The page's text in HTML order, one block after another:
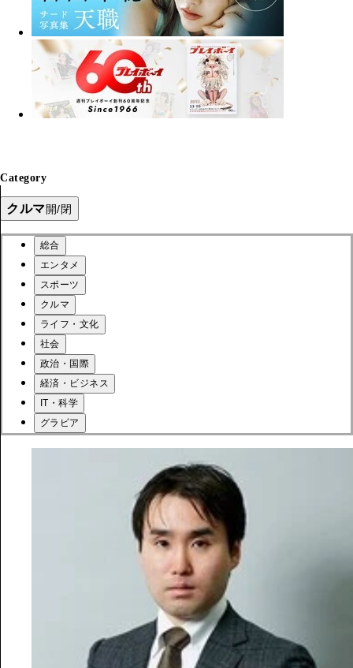
Category
クルマ開/閉
総合
エンタメ
スポーツ
クルマ
ライフ・文化
社会
政治・国際
経済・ビジネス
IT・科学
グラビア